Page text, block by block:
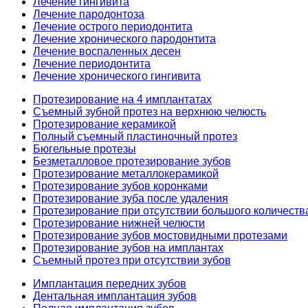
Лечение пародонтоза
Лечение острого периодонтита
Лечение хронического пародонтита
Лечение воспаленных десен
Лечение периодонтита
Лечение хронического гингивита
Протезирование на 4 имплантатах
Съемный зубной протез на верхнюю челюсть
Протезирование керамикой
Полный съемный пластиночный протез
Бюгельные протезы
Безметалловое протезирование зубов
Протезирование металлокерамикой
Протезирование зубов коронками
Протезирование зуба после удаления
Протезирование при отсутствии большого
Протезирование нижней челюсти
Протезирование зубов мостовидными протезами
Протезирование зубов на имплантах
Съемный протез при отсутствии зубов
Имплантация передних зубов
Дентальная имплантация зубов